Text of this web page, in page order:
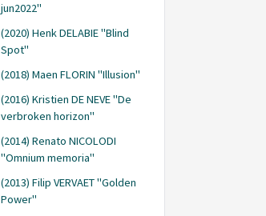
jun2022"
(2020) Henk DELABIE "Blind
Spot"
(2018) Maen FLORIN "Illusion"
(2016) Kristien DE NEVE "De
verbroken horizon"
(2014) Renato NICOLODI
"Omnium memoria"
(2013) Filip VERVAET "Golden
Power"